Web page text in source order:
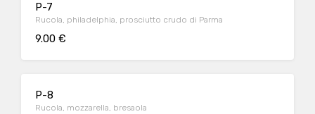
P-7
Rucola, philadelphia, prosciutto crudo di Parma
9.00 €
P-8
Rucola, mozzarella, bresaola